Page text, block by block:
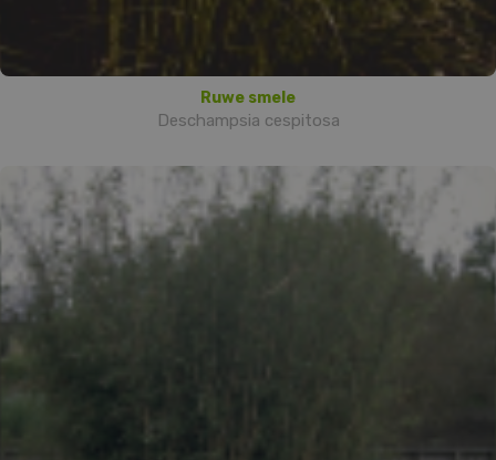
Ruwe smele
Deschampsia cespitosa